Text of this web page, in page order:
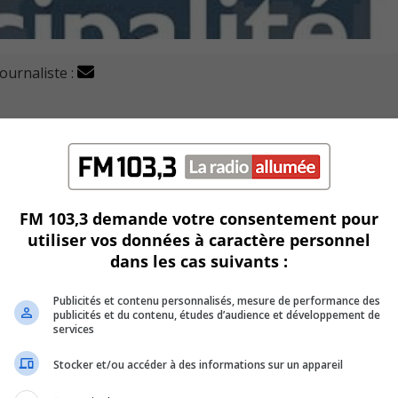
:
de publier les statistiques de cas de COVID-19
la pandémie force l’organisme à revoir ses méthodes
équipes.
comptait 961 cas de coronavirus, dont 557 pour la
à Saint-Lambert, 81 à Boucherville et 28 à Saint-Bruno-de-
hospitalisées, 28 en soins intensifs et 44 patients
FM 103,3 demande votre consentement pour
utiliser vos données à caractère personnel
dans les cas suivants :
Publicités et contenu personnalisés, mesure de performance des
publicités et du contenu, études d’audience et développement de
services
Stocker et/ou accéder à des informations sur un appareil